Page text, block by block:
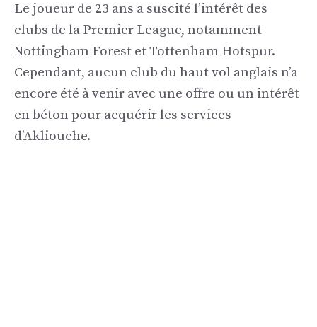
Le joueur de 23 ans a suscité l’intérêt des
clubs de la Premier League, notamment
Nottingham Forest et Tottenham Hotspur.
Cependant, aucun club du haut vol anglais n’a
encore été à venir avec une offre ou un intérêt
en béton pour acquérir les services
d’Akliouche.